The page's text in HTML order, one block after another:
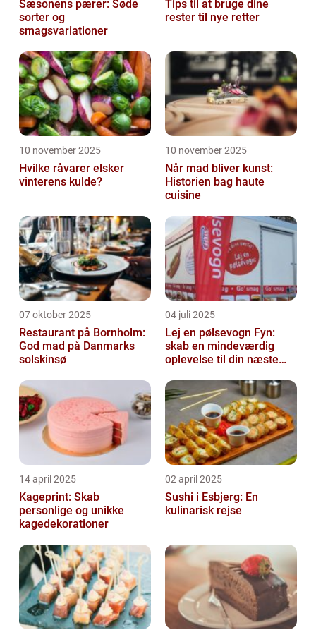
Sæsonens pærer: Søde
sorter og
smagsvariationer
Tips til at bruge dine
rester til nye retter
10 november 2025
Hvilke råvarer elsker
vinterens kulde?
10 november 2025
Når mad bliver kunst:
Historien bag haute
cuisine
07 oktober 2025
Restaurant på Bornholm:
God mad på Danmarks
solskinsø
04 juli 2025
Lej en pølsevogn Fyn:
skab en mindeværdig
oplevelse til din næste
14 april 2025
Kageprint: Skab
personlige og unikke
kagedekorationer
02 april 2025
Sushi i Esbjerg: En
kulinarisk rejse